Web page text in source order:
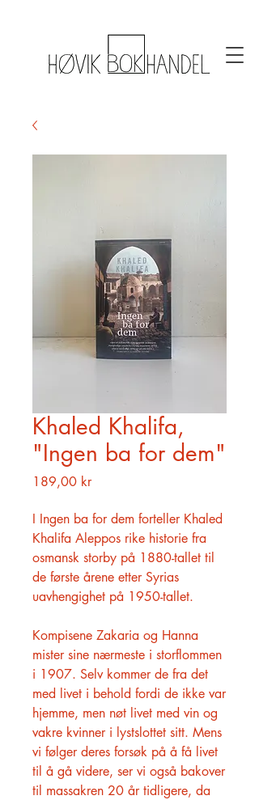
Khaled Khalifa,
"Ingen ba for dem"
189,00 krPris
I Ingen ba for dem forteller Khaled
Khalifa Aleppos rike historie fra
osmansk storby på 1880-tallet til
de første årene etter Syrias
uavhengighet på 1950-tallet.
Kompisene Zakaria og Hanna
mister sine nærmeste i storflommen
i 1907. Selv kommer de fra det
med livet i behold fordi de ikke var
hjemme, men nøt livet med vin og
vakre kvinner i lystslottet sitt. Mens
vi følger deres forsøk på å få livet
til å gå videre, ser vi også bakover
til massakren 20 år tidligere, da